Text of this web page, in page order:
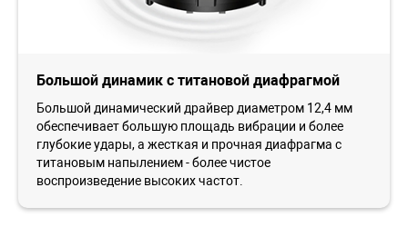
Большой динамик с титановой диафрагмой
Большой динамический драйвер диаметром 12,4 мм
обеспечивает большую площадь вибрации и более
глубокие удары, а жесткая и прочная диафрагма с
титановым напылением - более чистое
воспроизведение высоких частот.